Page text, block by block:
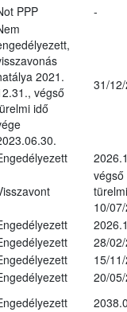
PPP -
2021.
végső
idő
31/
végső
10/
28/
15/
20/